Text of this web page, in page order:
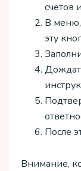
счетов
В меню,
эту
После
Внимание,